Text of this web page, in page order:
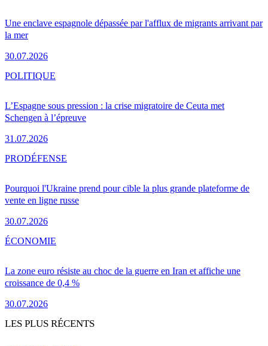
Une enclave espagnole dépassée par l'afflux de migrants arrivant par
la mer
30.07.2026
L’Espagne sous pression : la crise migratoire de Ceuta met
Schengen à l’épreuve
31.07.2026
POLITIQUE
Pourquoi l'Ukraine prend pour cible la plus grande plateforme de
vente en ligne russe
30.07.2026
PRODÉFENSE
La zone euro résiste au choc de la guerre en Iran et affiche une
croissance de 0,4 %
30.07.2026
ÉCONOMIE
LES PLUS RÉCENTS